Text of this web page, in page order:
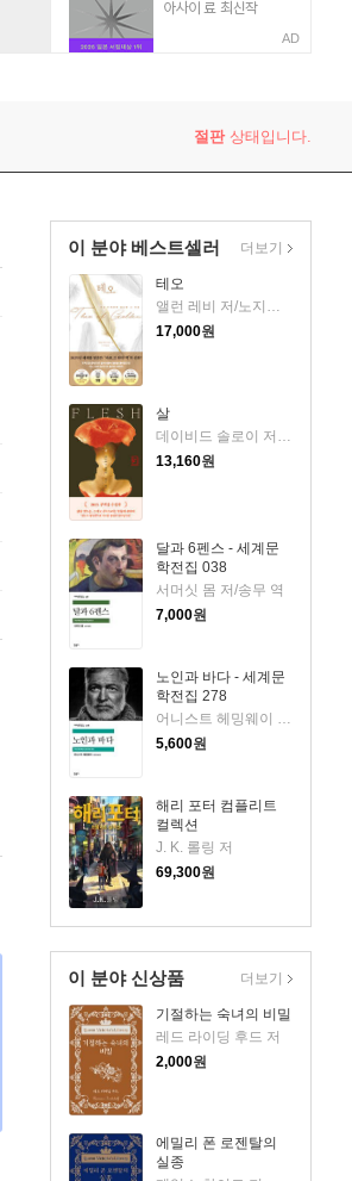
AD
절판상태입니다.
이 분야 베스트셀러
테오
17,000원
살
데이비드 솔로이 저/송예슬 역
13,160원
달과 6펜스 - 세계문
학전집 038
서머싯 몸 저/송무 역
7,000원
노인과 바다 - 세계문
학전집 278
어니스트 헤밍웨이 저/김욱동 역
5,600원
해리 포터 컴플리트
컬렉션
J. K. 롤링 저
69,300원
더보기
이 분야 신상품
기절하는 숙녀의 비밀
레드 라이딩 후드 저
2,000원
에밀리 폰 로젠탈의
실종
더보기